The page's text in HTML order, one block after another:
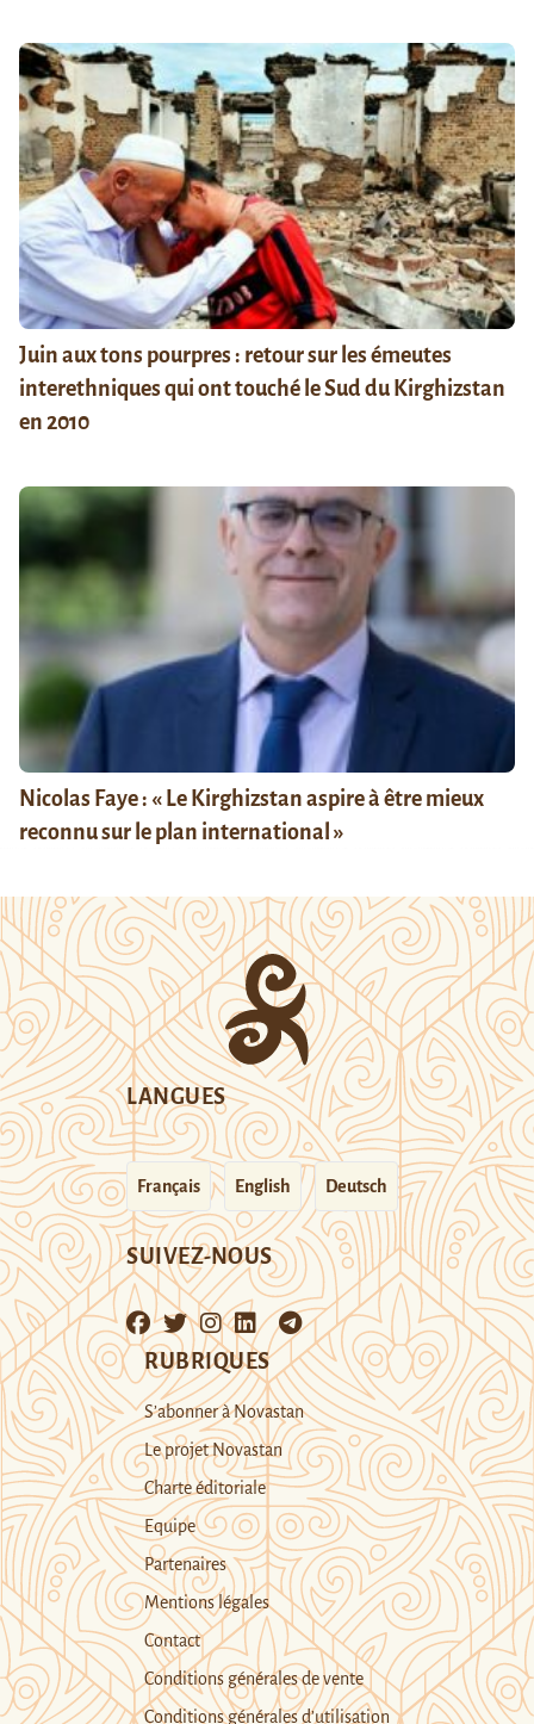
Juin aux tons pourpres : retour sur les émeutes
interethniques qui ont touché le Sud du Kirghizstan
en 2010
Nicolas Faye : « Le Kirghizstan aspire à être mieux
reconnu sur le plan international »
LANGUES
Français English Deutsch
SUIVEZ-NOUS
RUBRIQUES
S’abonner à Novastan
Le projet Novastan
Charte éditoriale
Equipe
Partenaires
Mentions légales
Contact
Conditions générales de vente
Conditions générales d’utilisation